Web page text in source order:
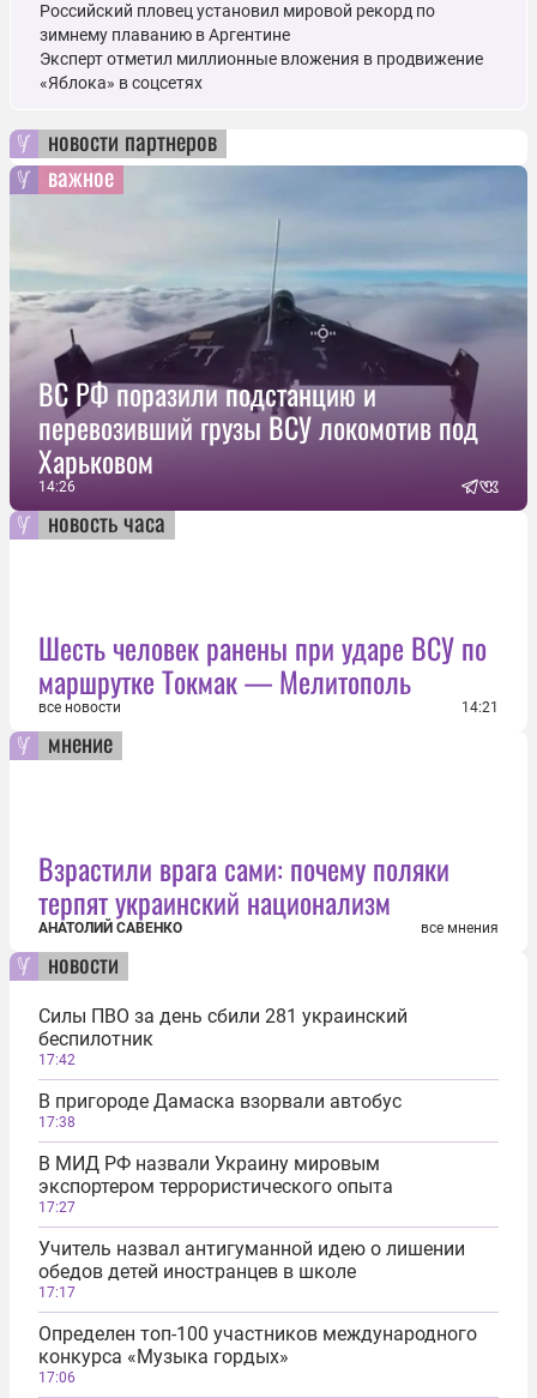
Российский пловец установил мировой рекорд по
зимнему плаванию в Аргентине
Эксперт отметил миллионные вложения в продвижение
«Яблока» в соцсетях
новости партнеров
важное
ВС РФ поразили подстанцию и
перевозивший грузы ВСУ локомотив под
Харьковом
14:26
новость часа
Шесть человек ранены при ударе ВСУ по
маршрутке Токмак — Мелитополь
все новости 14:21
мнение
Взрастили врага сами: почему поляки
терпят украинский национализм
АНАТОЛИЙ САВЕНКО все мнения
новости
Силы ПВО за день сбили 281 украинский
беспилотник
17:42
В пригороде Дамаска взорвали автобус
17:38
В МИД РФ назвали Украину мировым
экспортером террористического опыта
17:27
Учитель назвал антигуманной идею о лишении
обедов детей иностранцев в школе
17:17
Определен топ-100 участников международного
конкурса «Музыка гордых»
17:06